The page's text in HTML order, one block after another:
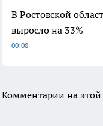
В Ростовской
выросло на 33%
00:08
Комментарии на